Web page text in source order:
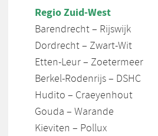
Regio Zuid-West
Barendrecht – Rijswijk
Dordrecht – Zwart-Wit
Etten-Leur – Zoetermeer
Berkel-Rodenrijs – DSHC
Hudito – Craeyenhout
Gouda – Warande
Kieviten – Pollux